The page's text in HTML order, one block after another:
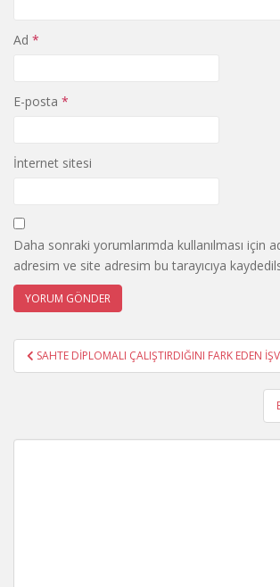
Ad *
E-posta *
İnternet sitesi
Daha sonraki yorumlarımda kullanılması için
adresim ve site adresim bu tarayıcıya
Yazı
gezinmesi
SAHTE DİPLOMALI ÇALIŞTIRDIĞINI FARK EDEN